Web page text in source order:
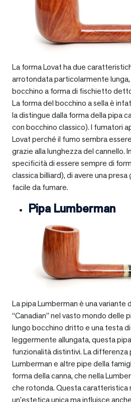
La forma Lovat ha due
arrotondata particolarmente
bocchino a forma di fischietto
La forma del bocchino a sella è
la distingue dalla forma della pipa
con bocchino classico). I fumatori
Lovat perché il fumo sembra
grazie alla lunghezza del cannello.
specificità di essere sempre di
classica billiard), di avere una
facile da fumare.
Pipa Lumberman
La pipa Lumberman è una variante
“Canadian” nel vasto mondo delle
lungo bocchino dritto e una testa
leggermente allungata, questa
funzionalità distintivi. La differenza
Lumberman e altre pipe della
forma della canna, che nella
che rotonda. Questa caratteristica
un’estetica unica ma influisce